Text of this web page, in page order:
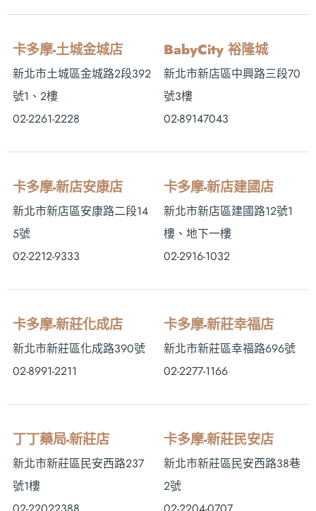
卡多摩-土城金城店
新北市土城區金城路2段392
號1、2樓
02-2261-2228
BabyCity 裕隆城
新北市新店區中興路三段70
號3樓
02-89147043
卡多摩-新店安康店
新北市新店區安康路二段14
5號
02-2212-9333
卡多摩-新店建國店
新北市新店區建國路12號1
樓、地下一樓
02-2916-1032
卡多摩-新莊化成店
新北市新莊區化成路390號
02-8991-2211
卡多摩-新莊幸福店
新北市新莊區幸福路696號
02-2277-1166
丁丁藥局-新莊店
新北市新莊區民安西路237
號1樓
卡多摩-新莊民安店
新北市新莊區民安西路38巷
2號